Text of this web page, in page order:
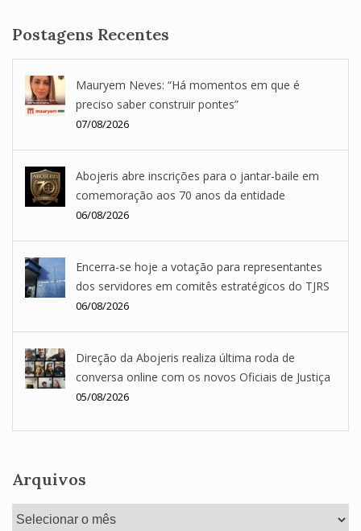
Postagens Recentes
Mauryem Neves: “Há momentos em que é
preciso saber construir pontes”
07/08/2026
Abojeris abre inscrições para o jantar-baile em
comemoração aos 70 anos da entidade
06/08/2026
Encerra-se hoje a votação para representantes
dos servidores em comitês estratégicos do TJRS
06/08/2026
Direção da Abojeris realiza última roda de
conversa online com os novos Oficiais de Justiça
05/08/2026
Arquivos
Arquivos